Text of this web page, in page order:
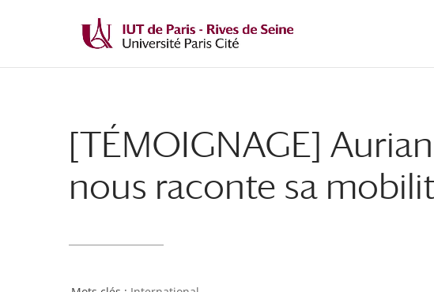
[TÉMOIGNAGE]
nous raconte sa